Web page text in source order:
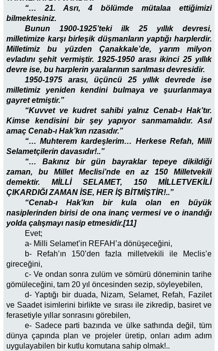
“… 21. Asrı, 4 bölümde mütalaa ettiğimizi
bilmektesiniz.
Bunun 1900-1925’teki ilk 25 yıllık devresi,
milletimize karşı birleşik düşmanların yaptığı harplerdir.
Milletimiz bu yüzden Çanakkale’de, yarım milyon
evladını şehit vermiştir. 1925-1950 arası ikinci 25 yıllık
devre ise, bu harplerin yaralarının sarılması devresidir.
1950-1975 arası, üçüncü 25 yıllık devrede ise
milletimiz yeniden kendini bulmaya ve şuurlanmaya
gayret etmiştir.”
“Kuvvet ve kudret sahibi yalnız Cenab-ı Hak’tır.
Kimse kendisini bir şey yapıyor sanmamalıdır. Asıl
amaç Cenab-ı Hak’kın rızasıdır.”
“… Muhterem kardeşlerim… Herkese Refah, Milli
Selametçilerin davasıdır!..”
“… Bakınız bir gün bayraklar tepeye dikildiği
zaman, bu Millet Meclisi’nde en az 150 Milletvekili
demektir. MİLLİ SELAMET, 150 MİLLETVEKİLİ
ÇIKARDIĞI ZAMAN İSE, HER İŞ BİTMİŞTİR!..”
“Cenab-ı Hak’kın bir kula olan en büyük
nasiplerinden birisi de ona inanç vermesi ve o inandığı
yolda çalışmayı nasip etmesidir.[11]
Evet;
a- Milli Selamet’in REFAH’a dönüşeceğini,
b- Refah’ın 150’den fazla milletvekili ile Meclis’e
gireceğini,
c- Ve ondan sonra zulüm ve sömürü döneminin tarihe
gömüleceğini, tam 20 yıl öncesinden sezip, söyleyebilen,
d- Yaptığı bir duada, Nizam, Selamet, Refah, Fazilet
ve Saadet isimlerini birlikte ve sırası ile zikredip, basiret ve
ferasetiyle yıllar sonrasını görebilen,
e- Sadece parti bazında ve ülke sathında değil, tüm
dünya çapında plan ve projeler üretip, onları adım adım
uygulayabilen bir kutlu komutana sahip olmak!..